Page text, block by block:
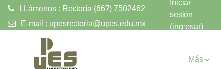
LLámenos : Rectoría (667) 7502462
E-mail : upesrectoria@upes.edu.mx
Iniciar
sesión
(ingresar)
Más